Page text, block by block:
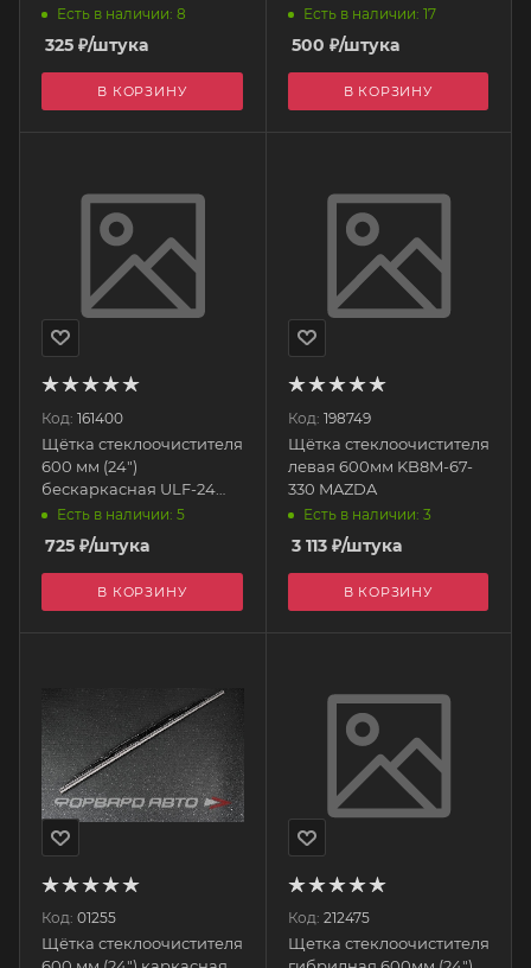
Есть в наличии: 8
325 ₽/штука
В КОРЗИНУ
DOUBLE FORCE
Есть в наличии: 17
500 ₽/штука
В КОРЗИНУ
Код: 161400
Щётка стеклоочистителя
600 мм (24")
бескаркасная ULF-24
AUTOPROFI
Есть в наличии: 5
725 ₽/штука
В КОРЗИНУ
Код: 198749
Щётка стеклоочистителя
левая 600мм KB8M-67-
330 MAZDA
Есть в наличии: 3
3 113₽/штука
В КОРЗИНУ
Код: 01255
Щётка стеклоочистителя
Код: 212475
Щетка стеклоочистителя